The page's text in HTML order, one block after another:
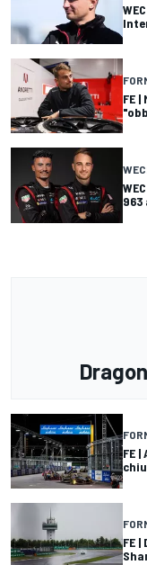
FE
WEC
963
FE
FE